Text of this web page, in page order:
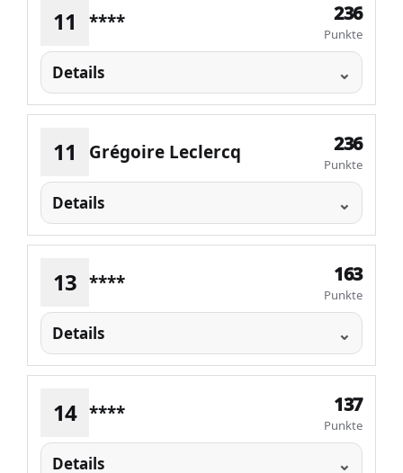
11 **** 236
Punkte
Details
11 Grégoire Leclercq 236
Punkte
Details
13 **** 163
Punkte
Details
14 **** 137
Punkte
Details